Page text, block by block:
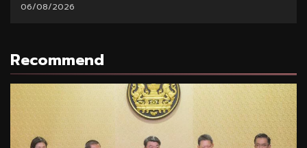
06/08/2026
Recommend